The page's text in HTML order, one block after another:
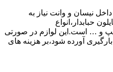
نیسان و وانت نیاز به
حبابدار،انواع
و … است.این لوازم در صورتی
آورده شود،بر هزینه های